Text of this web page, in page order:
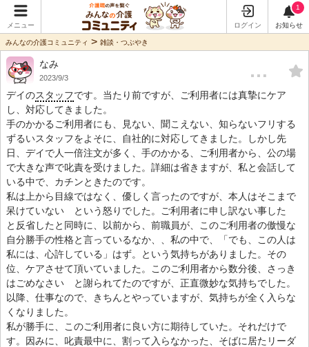
メニュー ログイン
1
お知らせ
みんなの介護コミュニティ > 雑談・つぶやき
なみ
2023/9/3 …
デイのスタッフです。当たり前ですが、ご利用者には真摯にケア
し、対応してきました。
手のかかるご利用者にも、見ない、聞こえない、知らないフリする
ずるいスタッフをよそに、自社的に対応してきました。しかし先
日、デイで人一倍注文が多く、手のかかる、ご利用者から、公の場
で大きな声で叱責を受けました。詳細は省きますが、私と会話して
いる中で、カチンときたのです。
私は上から目線ではなく、優しく言ったのですが、本人はそこまで
呆けていない という怒りでした。ご利用者に申し訳ない事した
と反省したと同時に、以前から、前職員が、このご利用者の傲慢な
自分勝手の性格と言っているなか、、私の中で、「でも、この人は
私には、心許している」はず。という気持ちがありました。その
位、ケアさせて頂いていました。このご利用者から数分後、さっき
はごめなさい と謝られてたのですが、正直微妙な気持ちでした。
以降、仕事なので、きちんとやっていますが、気持ちが全く入らな
くなりました。
私が勝手に、このご利用者に良い方に期待していた。それだけで
す。因みに、叱責最中に、割って入らなかった、そばに居たリーダ